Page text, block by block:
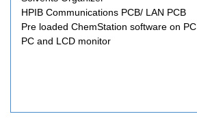
HPIB Communications PCB/ LAN PCB
Pre loaded ChemStation software on PC
PC and LCD monitor